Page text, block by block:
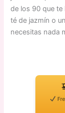
de los 90 que te
té de jazmín o
necesitas nada